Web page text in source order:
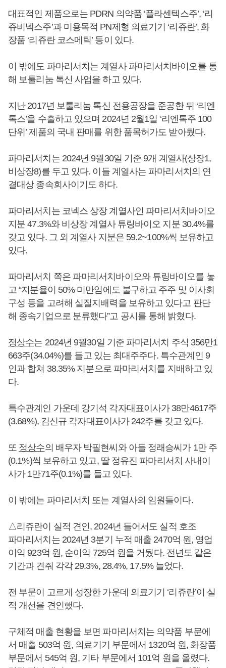
대표적인 제품으로는 PDRN 의약품 ‘플라센텍스주’, ‘리
쥬비넥스주’과 미용목적 PN제형 의료기기 ‘리쥬란’, 화
장품 ‘리쥬란 코스메틱’ 등이 있다.
이 밖에도 파마리서치는 계열사 파마리서치바이오를 통
해 보툴리눔 톡신 사업을 하고 있다.
지난 2017년 보툴리눔 톡신 전용공장을 준공한 뒤 ‘리엔
톡스’을 수출하고 있으며 2024년 2월1일 ‘리엔톡주 100
단위’ 제품의 국내 판매를 위한 품목허가도 받아뒀다.
파마리서치는 2024년 9월30일 기준 9개 계열사(상장1,
비상장8)를 두고 있다. 이들 계열사는 파마리서치의 연
결대상 종속회사이기도 하다.
파마리서치는 코넥스 상장 계열사인 파마리서치바이오
지분 47.3%와 비상장 계열사 튜링바이오 지분 30.4%를
갖고 있다. 그 외 계열사 지분은 59.2~100%씩 보유하고
있다.
파마리서치 쪽은 파마리서치바이오와 튜링바이오를 놓
고 “지분율이 50% 미만임에도 불구하고 주주 및 이사회
구성 등을 고려해 실질지배력을 보유하고 있다고 판단
해 종속기업으로 분류했다”고 공시를 통해 밝혔다.
정상수는 2024년 9월30일 기준 파마리서치 주식 356만1
663주(34.04%)를 들고 있는 최대주주다. 특수관계인 9
인과 합쳐 38.35% 지분으로 파마리서치를 지배하고 있
다.
특수관계인 가운데 강기석 각자대표이사가 38만4617주
(3.68%), 김신규 각자대표이사가 242주를 갖고 있다.
또 정상수의 배우자 박필현씨와 아들 정래승씨가 1만 주
(0.1%)씩 보유하고 있고, 딸 정유진 파마리서치 사내이
사가 1만71주(0.1%)를 들고 있다.
이 밖에는 파마리서치 또는 계열사의 임원들이다.
△리쥬란이 실적 견인, 2024년 들어서도 실적 호조
파마리서치는 2024년 3분기 누적 매출 2470억 원, 영업
이익 923억 원, 순이익 725억 원을 거뒀다. 전년도 같은
기간과 견줘 각각 29.3%, 28.4%, 17.5% 늘었다.
전 부문이 고르게 성장한 가운데 의료기기 ‘리쥬란’이 실
적 개선을 견인했다.
구체적 매출 현황을 보면 파마리서치는 의약품 부문에
서 매출 503억 원, 의료기기 부문에서 1320억 원, 화장품
부문에서 545억 원, 기타 부문에서 101억 원을 올렸다.